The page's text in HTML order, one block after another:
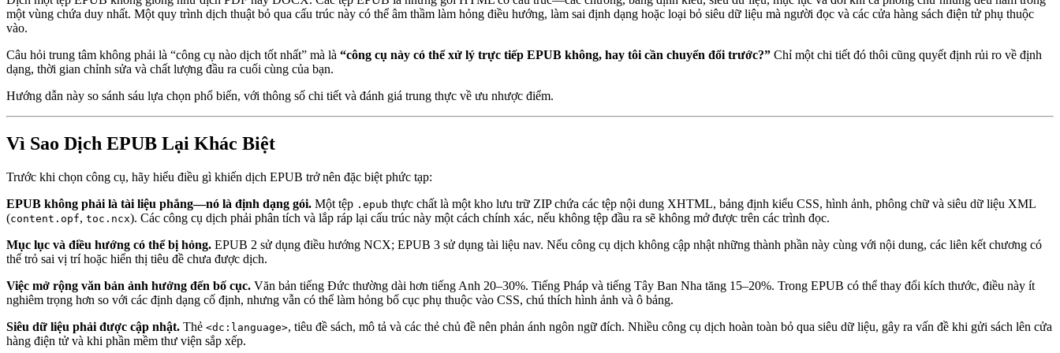
một vùng chứa duy nhất. Một quy trình dịch thuật bỏ qua cấu trúc này có thể âm thầm làm hỏng điều hướng, làm sai định dạng hoặc loại bỏ siêu dữ liệu mà người đọc và các cửa hàng sách điện tử phụ thuộc
vào.
Câu hỏi trung tâm không phải là “công cụ nào dịch tốt nhất” mà là “công cụ này có thể xử lý trực tiếp EPUB không, hay tôi cần chuyển đổi trước?” Chỉ một chi tiết đó thôi cũng quyết định rủi ro về định
dạng, thời gian chỉnh sửa và chất lượng đầu ra cuối cùng của bạn.
Hướng dẫn này so sánh sáu lựa chọn phổ biến, với thông số chi tiết và đánh giá trung thực về ưu nhược điểm.
Vì Sao Dịch EPUB Lại Khác Biệt
Trước khi chọn công cụ, hãy hiểu điều gì khiến dịch EPUB trở nên đặc biệt phức tạp:
EPUB không phải là tài liệu phẳng—nó là định dạng gói. Một tệp .epub thực chất là một kho lưu trữ ZIP chứa các tệp nội dung XHTML, bảng định kiểu CSS, hình ảnh, phông chữ và siêu dữ liệu XML
(content.opf, toc.ncx). Các công cụ dịch phải phân tích và lắp ráp lại cấu trúc này một cách chính xác, nếu không tệp đầu ra sẽ không mở được trên các trình đọc.
Mục lục và điều hướng có thể bị hỏng. EPUB 2 sử dụng điều hướng NCX; EPUB 3 sử dụng tài liệu nav. Nếu công cụ dịch không cập nhật những thành phần này cùng với nội dung, các liên kết chương có
thể trỏ sai vị trí hoặc hiển thị tiêu đề chưa được dịch.
Việc mở rộng văn bản ảnh hưởng đến bố cục. Văn bản tiếng Đức thường dài hơn tiếng Anh 20–30%. Tiếng Pháp và tiếng Tây Ban Nha tăng 15–20%. Trong EPUB có thể thay đổi kích thước, điều này ít
nghiêm trọng hơn so với các định dạng cố định, nhưng vẫn có thể làm hỏng bố cục phụ thuộc vào CSS, chú thích hình ảnh và ô bảng.
Siêu dữ liệu phải được cập nhật. Thẻ <dc:language>, tiêu đề sách, mô tả và các thẻ chủ đề nên phản ánh ngôn ngữ đích. Nhiều công cụ dịch hoàn toàn bỏ qua siêu dữ liệu, gây ra vấn đề khi gửi sách lên cửa
hàng điện tử và khi phần mềm thư viện sắp xếp.